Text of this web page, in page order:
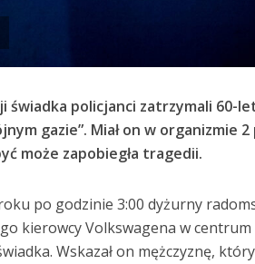
świadka policjanci zatrzymali 60-
gazie”. Miał on w organizmie
może zapobiegła tragedii.
po godzinie 3:00 dyżurny
kierowcy Volkswagena w
Wskazał on mężczyznę,